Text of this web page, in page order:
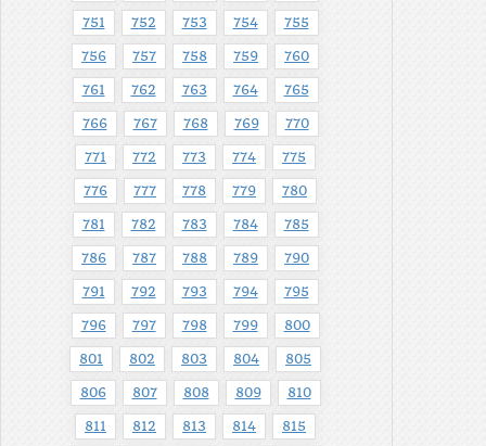
751 752 753 754 755
756 757 758 759 760
761 762 763 764 765
766 767 768 769 770
771 772 773 774 775
776 777 778 779 780
781 782 783 784 785
786 787 788 789 790
791 792 793 794 795
796 797 798 799 800
801 802 803 804 805
806 807 808 809 810
811 812 813 814 815